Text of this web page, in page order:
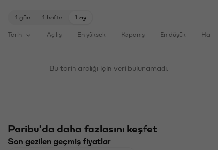
1 gün 1 hafta 1 ay
Tarih Açılış En yüksek Kapanış En düşük
Bu tarih aralığı için veri bulunamadı.
Paribu'da daha fazlasını keşfet
Son gezilen geçmiş fiyatlar